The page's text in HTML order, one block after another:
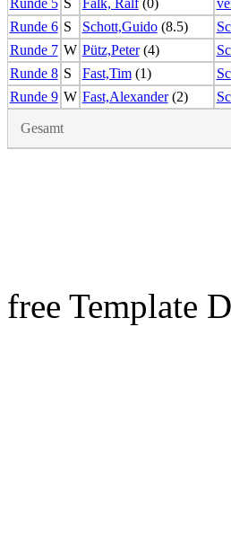
Runde 6 S Schott,Guido(8.5)
Runde 7 W Pütz,Peter(4)
Runde 8 S Fast,Tim(1)
Runde 9 W Fast,Alexander(2)
Gesamt
free Template